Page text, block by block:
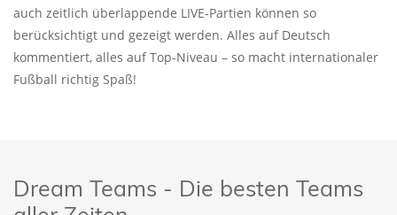
auch zeitlich überlappende LIVE-Partien können so
berücksichtigt und gezeigt werden. Alles auf Deutsch
kommentiert, alles auf Top-Niveau – so macht internationaler
Fußball richtig Spaß!
Dream Teams - Die besten Teams